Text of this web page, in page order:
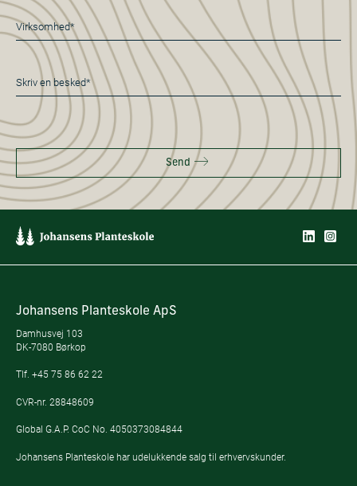
Virksomhed*
*
Besked
*
Send
Johansens Planteskole ApS
Damhusvej 103
DK-7080 Børkop
Tlf. +45 75 86 62 22
CVR-nr. 28848609
Global G.A.P. CoC No. 4050373084844
Johansens Planteskole har udelukkende salg til erhvervskunder.